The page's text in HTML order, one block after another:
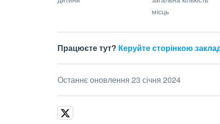
місць
Працюєте тут? Керуйте сторінкою
Останнє оновлення 23 січня 2024